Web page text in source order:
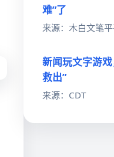
难”了
来源：木白文笔
新闻玩文字游
救出”
来源：CDT